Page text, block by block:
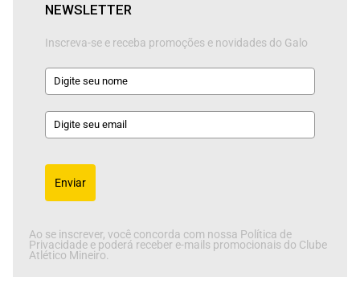
NEWSLETTER
Inscreva-se e receba promoções e novidades do Galo
Enviar
Ao se inscrever, você concorda com nossa Política de
Privacidade e poderá receber e-mails promocionais do Clube
Atlético Mineiro.